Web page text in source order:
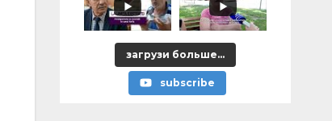
загрузи больше...
subscribe